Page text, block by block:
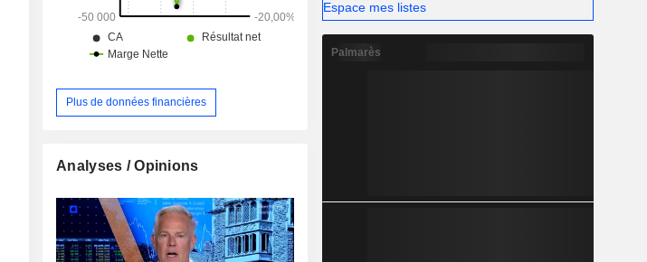
Plus de données financières
Analyses / Opinions
Espace mes listes
Palmarès